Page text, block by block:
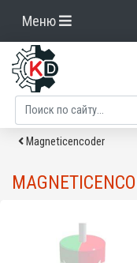
Меню
Magneticencoder